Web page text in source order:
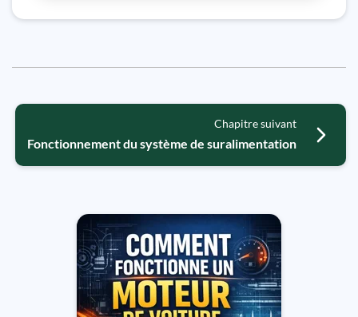
Chapitre suivant
Fonctionnement du système de suralimentation